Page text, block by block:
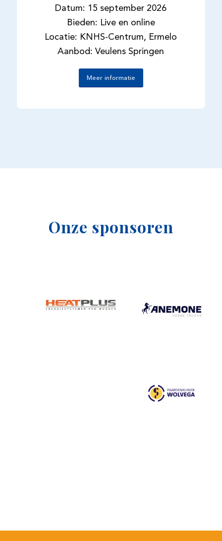
Datum: 15 september 2026
Bieden: Live en online
Locatie: KNHS-Centrum, Ermelo
Aanbod: Veulens Springen
Meer informatie
Onze sponsoren